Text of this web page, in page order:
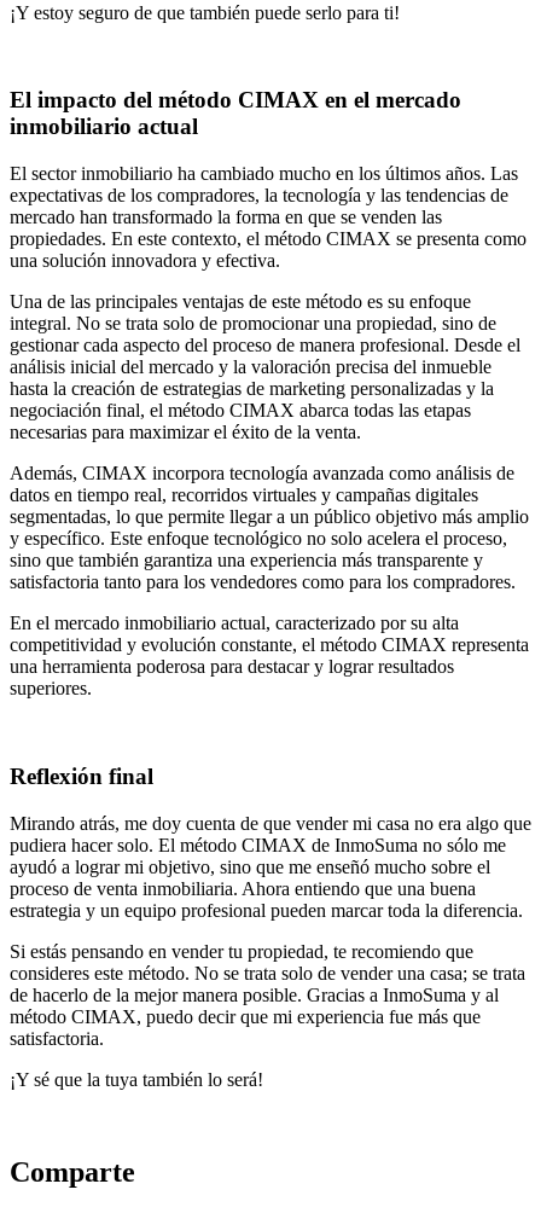
¡Y estoy seguro de que también puede serlo para ti!
El impacto del método CIMAX en el mercado
inmobiliario actual
El sector inmobiliario ha cambiado mucho en los últimos años. Las
expectativas de los compradores, la tecnología y las tendencias de
mercado han transformado la forma en que se venden las
propiedades. En este contexto, el método CIMAX se presenta como
una solución innovadora y efectiva.
Una de las principales ventajas de este método es su enfoque
integral. No se trata solo de promocionar una propiedad, sino de
gestionar cada aspecto del proceso de manera profesional. Desde el
análisis inicial del mercado y la valoración precisa del inmueble
hasta la creación de estrategias de marketing personalizadas y la
negociación final, el método CIMAX abarca todas las etapas
necesarias para maximizar el éxito de la venta.
Además, CIMAX incorpora tecnología avanzada como análisis de
datos en tiempo real, recorridos virtuales y campañas digitales
segmentadas, lo que permite llegar a un público objetivo más amplio
y específico. Este enfoque tecnológico no solo acelera el proceso,
sino que también garantiza una experiencia más transparente y
satisfactoria tanto para los vendedores como para los compradores.
En el mercado inmobiliario actual, caracterizado por su alta
competitividad y evolución constante, el método CIMAX representa
una herramienta poderosa para destacar y lograr resultados
superiores.
Reflexión final
Mirando atrás, me doy cuenta de que vender mi casa no era algo que
pudiera hacer solo. El método CIMAX de InmoSuma no sólo me
ayudó a lograr mi objetivo, sino que me enseñó mucho sobre el
proceso de venta inmobiliaria. Ahora entiendo que una buena
estrategia y un equipo profesional pueden marcar toda la diferencia.
Si estás pensando en vender tu propiedad, te recomiendo que
consideres este método. No se trata solo de vender una casa; se trata
de hacerlo de la mejor manera posible. Gracias a InmoSuma y al
método CIMAX, puedo decir que mi experiencia fue más que
satisfactoria.
¡Y sé que la tuya también lo será!
Comparte